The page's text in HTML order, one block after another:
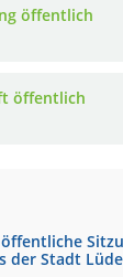
öffentlich
öffentlich
der Stadt